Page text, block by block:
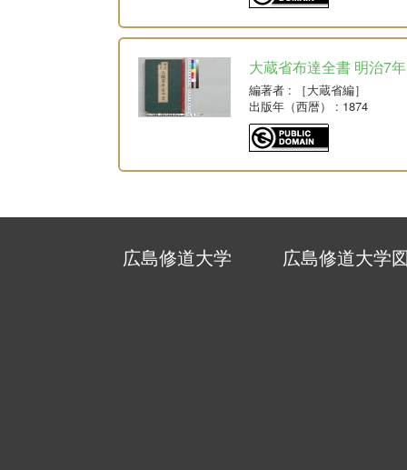
大蔵省布達全書 明治7年
編著者 : ［大蔵省編］
出版年（西暦）
: 1874
広島修道大学 広島修道大学